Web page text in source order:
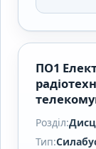
ПО1
Розділ:
Тип: